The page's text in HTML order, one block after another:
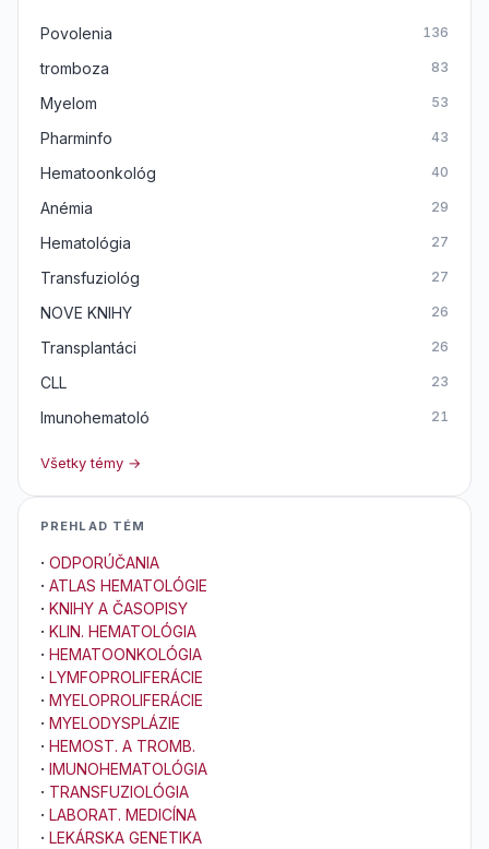
Povolenia 136
tromboza 83
Myelom 53
Pharminfo 43
Hematoonkológ 40
Anémia 29
Hematológia 27
Transfuziológ 27
NOVE KNIHY 26
Transplantáci 26
CLL 23
Imunohematoló 21
Všetky témy →
PREHLAD TÉM
· ODPORÚČANIA
· ATLAS HEMATOLÓGIE
· KNIHY A ČASOPISY
· KLIN. HEMATOLÓGIA
· HEMATOONKOLÓGIA
· LYMFOPROLIFERÁCIE
· MYELOPROLIFERÁCIE
· MYELODYSPLÁZIE
· HEMOST. A TROMB.
· IMUNOHEMATOLÓGIA
· TRANSFUZIOLÓGIA
· LABORAT. MEDICÍNA
· LEKÁRSKA GENETIKA